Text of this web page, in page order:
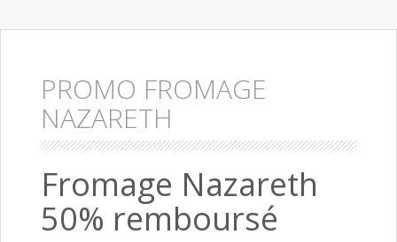
PROMO FROMAGE
NAZARETH
Fromage Nazareth
50% remboursé